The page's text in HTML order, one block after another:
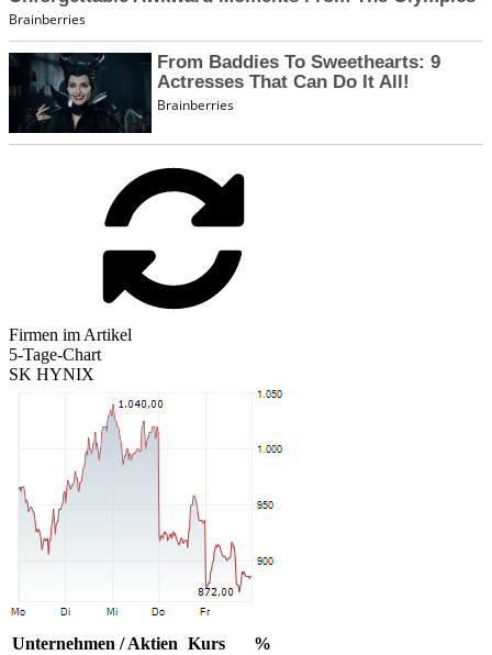
Firmen im Artikel
5-Tage-Chart
SK HYNIX
Unternehmen / Aktien Kurs
%